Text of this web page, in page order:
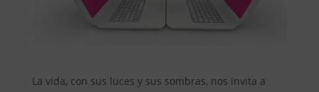
La vida, con sus luces y sus sombras, nos invita a